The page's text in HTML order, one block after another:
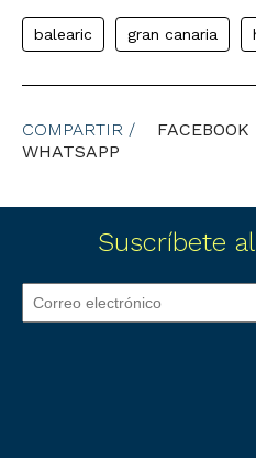
balearic gran canaria
COMPARTIR / FACEBOOK
WHATSAPP
Suscríbete